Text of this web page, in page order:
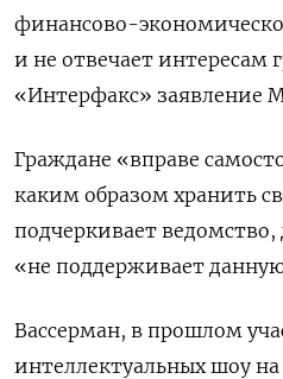
финансово-
и не отвечает интересам
«Интерфакс» заявление
Граждане «вправе
каким образом хранить
подчеркивает ведомство,
«не поддерживает
Вассерман, в прошлом
интеллектуальных шоу